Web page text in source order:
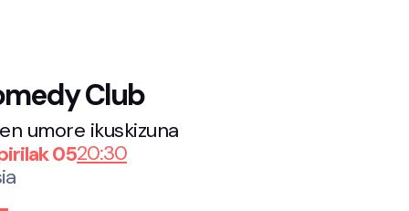
Club
umore ikuskizuna
0520:30